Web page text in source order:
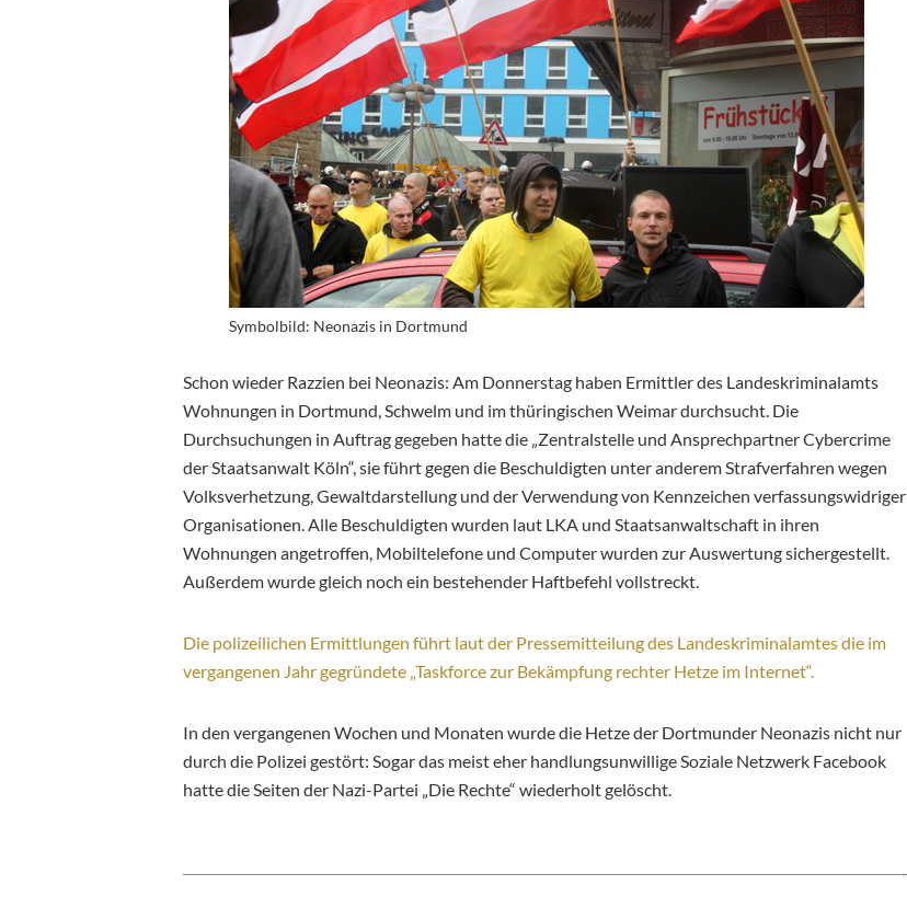
Symbolbild: Neonazis in Dortmund
Schon wieder Razzien bei Neonazis: Am Donnerstag haben Ermittler des Landeskriminalamts
Wohnungen in Dortmund, Schwelm und im thüringischen Weimar durchsucht. Die
Durchsuchungen in Auftrag gegeben hatte die „Zentralstelle und Ansprechpartner Cybercrime
der Staatsanwalt Köln“, sie führt gegen die Beschuldigten unter anderem Strafverfahren wegen
Volksverhetzung, Gewaltdarstellung und der Verwendung von Kennzeichen verfassungswidriger
Organisationen. Alle Beschuldigten wurden laut LKA und Staatsanwaltschaft in ihren
Wohnungen angetroffen, Mobiltelefone und Computer wurden zur Auswertung sichergestellt.
Außerdem wurde gleich noch ein bestehender Haftbefehl vollstreckt.
Die polizeilichen Ermittlungen führt laut der Pressemitteilung des Landeskriminalamtes die im
vergangenen Jahr gegründete „Taskforce zur Bekämpfung rechter Hetze im Internet“.
In den vergangenen Wochen und Monaten wurde die Hetze der Dortmunder Neonazis nicht nur
durch die Polizei gestört: Sogar das meist eher handlungsunwillige Soziale Netzwerk Facebook
hatte die Seiten der Nazi-Partei „Die Rechte“ wiederholt gelöscht.